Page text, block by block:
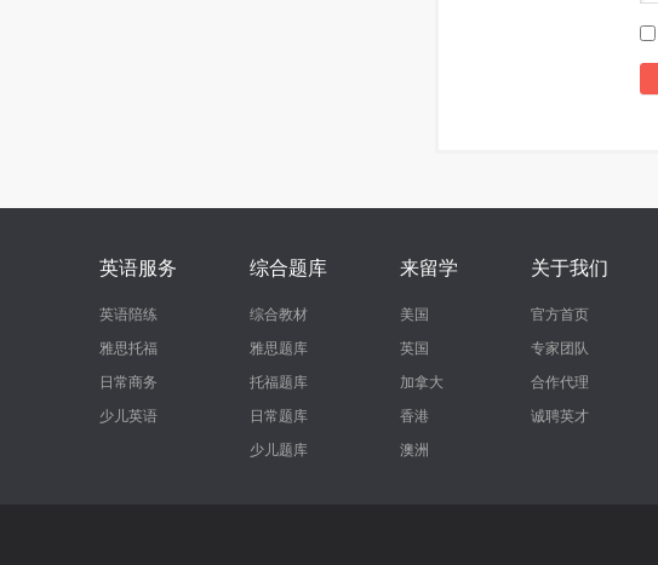
英语服务
英语陪练
雅思托福
日常商务
少儿英语
综合题库
综合教材
雅思题库
托福题库
日常题库
少儿题库
来留学
美国
英国
加拿大
香港
澳洲
关于我们
官方首页
专家团队
合作代理
诚聘英才